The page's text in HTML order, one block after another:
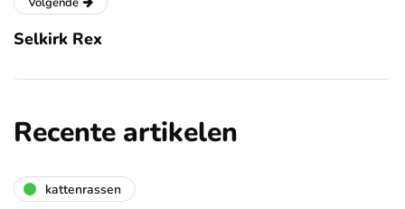
Selkirk Rex
Recente artikelen
kattenrassen